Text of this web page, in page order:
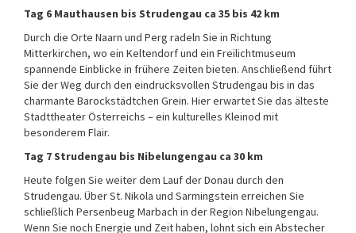
Tag 6 Mauthausen bis Strudengau ca 35 bis 42 km
Durch die Orte Naarn und Perg radeln Sie in Richtung
Mitterkirchen, wo ein Keltendorf und ein Freilichtmuseum
spannende Einblicke in frühere Zeiten bieten. Anschließend führt
Sie der Weg durch den eindrucksvollen Strudengau bis in das
charmante Barockstädtchen Grein. Hier erwartet Sie das älteste
Stadttheater Österreichs – ein kulturelles Kleinod mit
besonderem Flair.
Tag 7 Strudengau bis Nibelungengau ca 30 km
Heute folgen Sie weiter dem Lauf der Donau durch den
Strudengau. Über St. Nikola und Sarmingstein erreichen Sie
schließlich Persenbeug Marbach in der Region Nibelungengau.
Wenn Sie noch Energie und Zeit haben, lohnt sich ein Abstecher